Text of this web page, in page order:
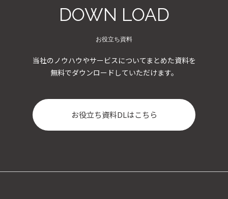
DOWN LOAD
お役立ち資料
当社のノウハウやサービスについてまとめた資料を
無料でダウンロードしていただけます。
お役立ち資料DLはこちら